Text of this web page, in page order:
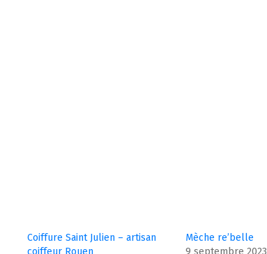
Coiffure Saint Julien – artisan
Mèche re’belle